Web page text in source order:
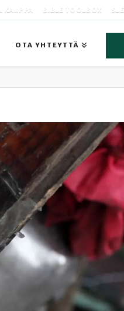
KAUPPA BIBLE TOOLBOX
OTA YHTEYTTÄ